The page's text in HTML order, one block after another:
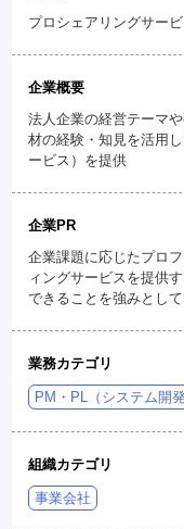
プロシェアリングサー
企業概要
法人企業の経営テーマ
材の経験・知見を活用
ービス）を提供
企業PR
企業課題に応じたプロ
ィングサービスを提供
できることを強みとして
業務カテゴリ
PM・PL（システム開発
組織カテゴリ
事業会社